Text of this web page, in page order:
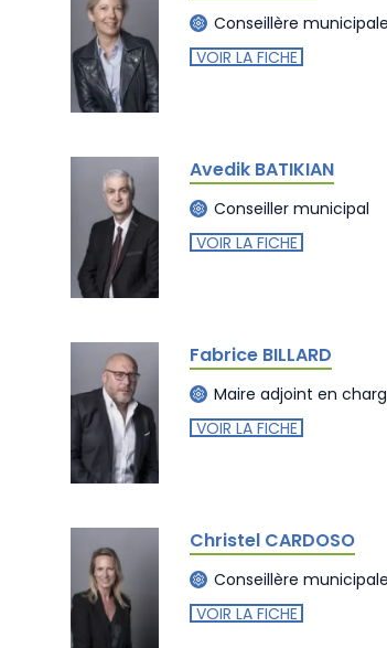
Conseillère municipale
VOIR LA FICHE
Avedik BATIKIAN
Conseiller municipal
VOIR LA FICHE
Fabrice BILLARD
Maire adjoint en
VOIR LA FICHE
Christel CARDOSO
Conseillère municipale
VOIR LA FICHE